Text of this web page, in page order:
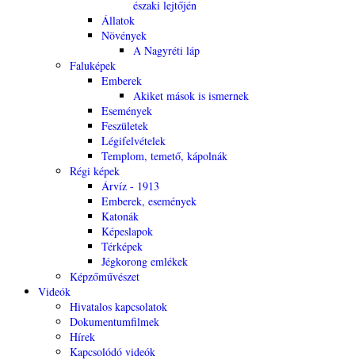
északi lejtőjén
Állatok
Növények
A Nagyréti láp
Faluképek
Emberek
Akiket mások is ismernek
Események
Feszületek
Légifelvételek
Templom, temető, kápolnák
Régi képek
Árvíz - 1913
Emberek, események
Katonák
Képeslapok
Térképek
Jégkorong emlékek
Képzőművészet
Videók
Hivatalos kapcsolatok
Dokumentumfilmek
Hírek
Kapcsolódó videók